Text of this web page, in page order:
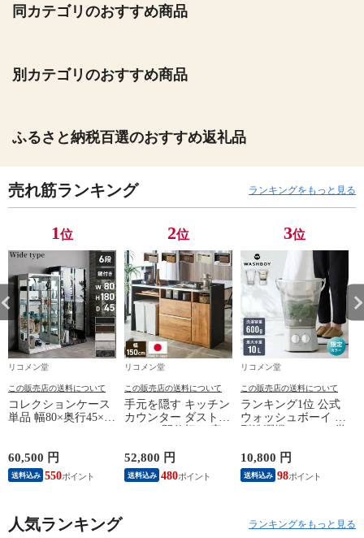
同カテゴリのおすすめ商品
別カテゴリのおすすめ商品
ふるさと納税百選のおすすめ返礼品
売れ筋ランキング ランキングをもっと見る
1位
リコメン堂
この販売店の送料について
コレクションケース
単品 幅80×奥行45×高
ラック 深型 完成品
開梱設置無料 コレク
ションボード ハイタ
ド【送料無料】
60,500 円
送料込み 550
2位
リコメン堂
この販売店の送料について
手元を隠す キッチン
カウンター ダストボ
ックス 間仕切り 完
ス天板 収納 日本製
ゴミ箱上ラック コン
セント付き 食器棚
52,800 円
送料込み 480
3位
リコメン堂
この販売店の送料について
ランキング1位 公式
ウォッシュボーイ 小
型洗濯機 リコメン堂
らくらく排水 TOM-
12f 洗濯容量600g
4.7kg 持ち運び可能
用品
10,800 円
送料込み 98
人気ランキング ランキングをもっと見る